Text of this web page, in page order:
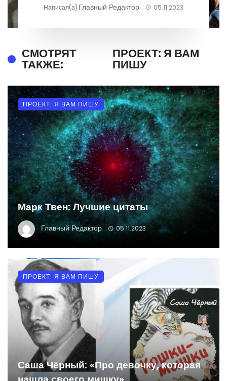
Написал(а) Главный Редактор 05.11.2023
СМОТРЯТ
ТАКЖЕ:
ПРОЕКТ: Я ВАМ
ПИШУ
Марк Твен: Лучшие цитаты
Главный Редактор 05.11.2023
ПРОЕКТ: Я ВАМ ПИШУ
Саша Чёрный: «Про девочку, которая
ПРОЕКТ: Я ВАМ ПИШУ